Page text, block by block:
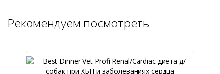
Рекомендуем посмотреть